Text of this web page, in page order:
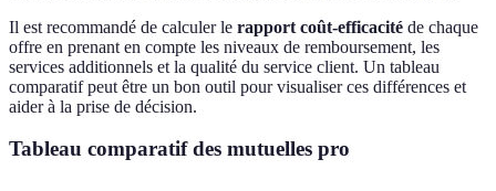
Il est recommandé de calculer le rapport coût-efficacité de chaque
offre en prenant en compte les niveaux de remboursement, les
services additionnels et la qualité du service client. Un tableau
comparatif peut être un bon outil pour visualiser ces différences et
aider à la prise de décision.
Tableau comparatif des mutuelles pro